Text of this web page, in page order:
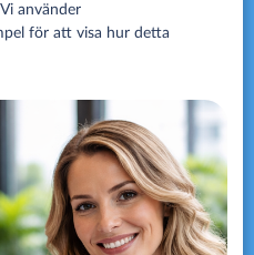
använder
för att visa hur detta